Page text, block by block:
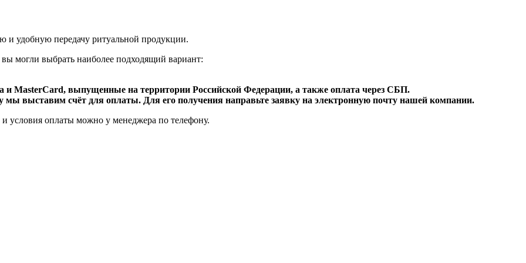
и удобную передачу ритуальной продукции.
могли выбрать наиболее подходящий вариант:
MasterCard, выпущенные на территории Российской Федерации, а также оплата через СБП.
выставим счёт для оплаты. Для его получения направьте заявку на электронную почту нашей компании.
и условия оплаты можно у менеджера по телефону.